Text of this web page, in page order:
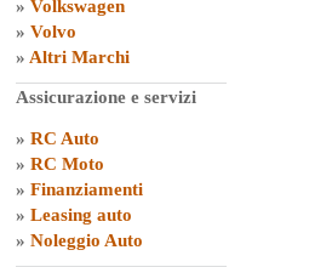
» Volkswagen
» Volvo
» Altri Marchi
Assicurazione e servizi
» RC Auto
» RC Moto
» Finanziamenti
» Leasing auto
» Noleggio Auto